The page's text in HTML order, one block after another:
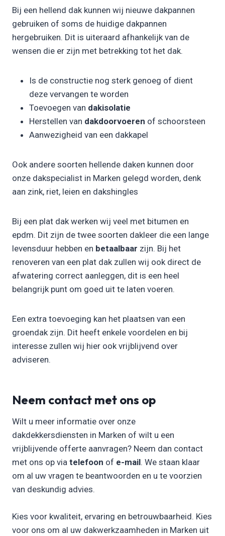
Bij een hellend dak kunnen wij nieuwe dakpannen
gebruiken of soms de huidige dakpannen
hergebruiken. Dit is uiteraard afhankelijk van de
wensen die er zijn met betrekking tot het dak.
Is de constructie nog sterk genoeg of dient
deze vervangen te worden
Toevoegen van dakisolatie
Herstellen van dakdoorvoeren of schoorsteen
Aanwezigheid van een dakkapel
Ook andere soorten hellende daken kunnen door
onze dakspecialist in Marken gelegd worden, denk
aan zink, riet, leien en dakshingles
Bij een plat dak werken wij veel met bitumen en
epdm. Dit zijn de twee soorten dakleer die een lange
levensduur hebben en betaalbaar zijn. Bij het
renoveren van een plat dak zullen wij ook direct de
afwatering correct aanleggen, dit is een heel
belangrijk punt om goed uit te laten voeren.
Een extra toevoeging kan het plaatsen van een
groendak zijn. Dit heeft enkele voordelen en bij
interesse zullen wij hier ook vrijblijvend over
adviseren.
Neem contact met ons op
Wilt u meer informatie over onze
dakdekkersdiensten in Marken of wilt u een
vrijblijvende offerte aanvragen? Neem dan contact
met ons op via telefoon of e-mail. We staan klaar
om al uw vragen te beantwoorden en u te voorzien
van deskundig advies.
Kies voor kwaliteit, ervaring en betrouwbaarheid. Kies
voor ons om al uw dakwerkzaamheden in Marken uit